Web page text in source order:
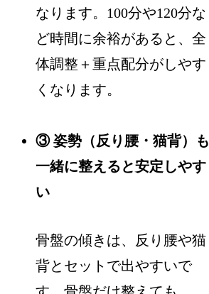
なります。100分や120分な
ど時間に余裕があると、全
体調整＋重点配分がしやす
くなります。
③ 姿勢（反り腰・猫背）も
一緒に整えると安定しやす
い
骨盤の傾きは、反り腰や猫
背とセットで出やすいで